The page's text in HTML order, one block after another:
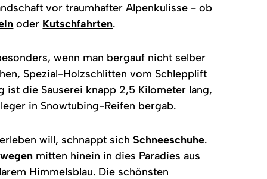
vor traumhafter Alpenkulisse - ob
oder Kutschfahrten.
wenn man bergauf nicht selber
, Spezial-Holzschlitten vom Schlepplift
ist die Sauserei knapp 2,5 Kilometer lang,
in Snowtubing-Reifen bergab.
will, schnappt sichSchneeschuhe.
mitten hinein in dies Paradies aus
Himmelsblau. Die schönsten